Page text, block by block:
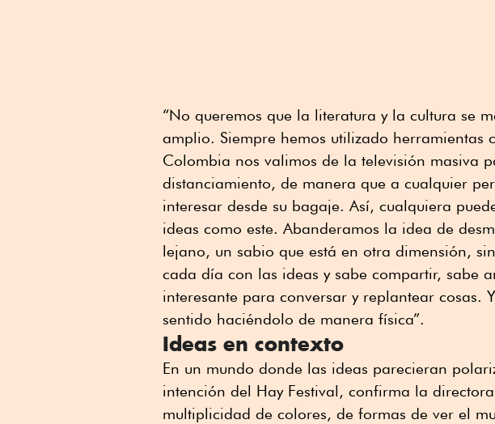
“No queremos que la literatura y la cultura se
amplio. Siempre hemos utilizado herramientas
Colombia nos valimos de la televisión masiva
distanciamiento, de manera que a cualquier
interesar desde su bagaje. Así, cualquiera
ideas como este. Abanderamos la idea de
lejano, un sabio que está en otra dimensión,
cada día con las ideas y sabe compartir, sabe
interesante para conversar y replantear cosas.
sentido haciéndolo de manera física”.
Ideas en contexto
En un mundo donde las ideas parecieran
intención del Hay Festival, confirma la
multiplicidad de colores, de formas de ver el